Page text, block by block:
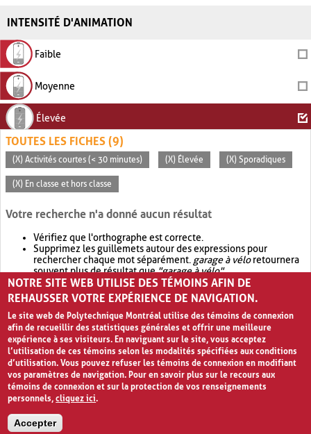
INTENSITÉ D'ANIMATION
Faible
Moyenne
Élevée
TOUTES LES FICHES (9)
(X) Activités courtes (< 30 minutes) (X) Élevée (X) Sporadiques
(X) En classe et hors classe
Votre recherche n'a donné aucun résultat
Vérifiez que l'orthographe est correcte.
Supprimez les guillemets autour des expressions pour
rechercher chaque mot séparément. garage à véloretournera
souvent plus de résultat que"garage à vélo".
Envisagez d'élargir votre recherche avec OR.garage OR vélo
retournera souvent plus de résultat quegarage à vélo
NOTRE SITE WEB UTILISE DES TÉMOINS AFIN DE
REHAUSSER VOTRE EXPÉRIENCE DE NAVIGATION.
Le site web de Polytechnique Montréal utilise des témoins de connexion
afin de recueillir des statistiques générales et offrir une meilleure
expérience à ses visiteurs. En naviguant sur le site, vous acceptez
l’utilisation de ces témoins selon les modalités spécifiées aux conditions
d’utilisation. Vous pouvez refuser les témoins de connexion en modifiant
vos paramètres de navigation. Pour en savoir plus sur le recours aux
témoins de connexion et sur la protection de vos renseignements
personnels,cliquez ici.
Accepter